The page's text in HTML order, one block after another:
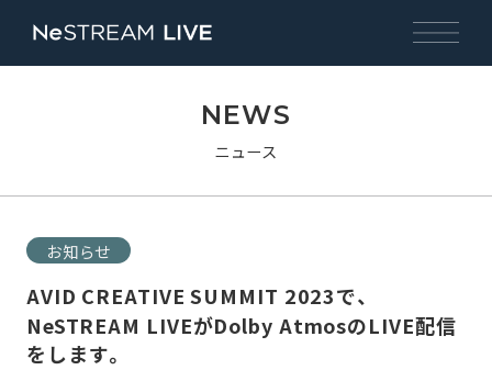
NEWS
ニュース
お知らせ
AVID CREATIVE SUMMIT 2023で、
NeSTREAM LIVEがDolby AtmosのLIVE配信
をします。